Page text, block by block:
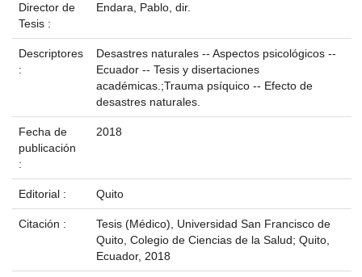
Director de
Tesis :
Endara, Pablo, dir.
Descriptores
:
Desastres naturales -- Aspectos psicológicos --
Ecuador -- Tesis y disertaciones
académicas.;Trauma psíquico -- Efecto de
desastres naturales.
Fecha de
publicación
:
2018
Editorial : Quito
Citación :
Tesis (Médico), Universidad San Francisco de
Quito, Colegio de Ciencias de la Salud; Quito,
Ecuador, 2018